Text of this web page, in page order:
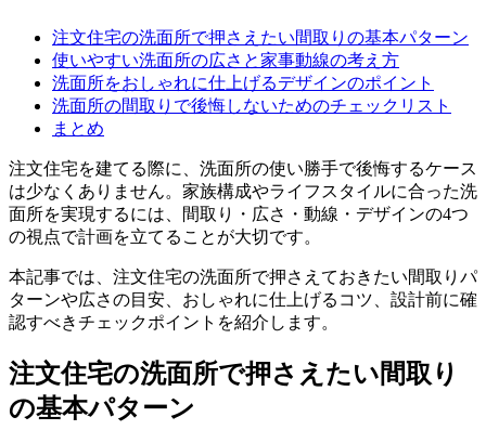
注文住宅の洗面所で押さえたい間取りの基本パターン
使いやすい洗面所の広さと家事動線の考え方
洗面所をおしゃれに仕上げるデザインのポイント
洗面所の間取りで後悔しないためのチェックリスト
まとめ
注文住宅を建てる際に、洗面所の使い勝手で後悔するケース
は少なくありません。家族構成やライフスタイルに合った洗
面所を実現するには、間取り・広さ・動線・デザインの4つ
の視点で計画を立てることが大切です。
本記事では、注文住宅の洗面所で押さえておきたい間取りパ
ターンや広さの目安、おしゃれに仕上げるコツ、設計前に確
認すべきチェックポイントを紹介します。
注文住宅の洗面所で押さえたい間取り
の基本パターン